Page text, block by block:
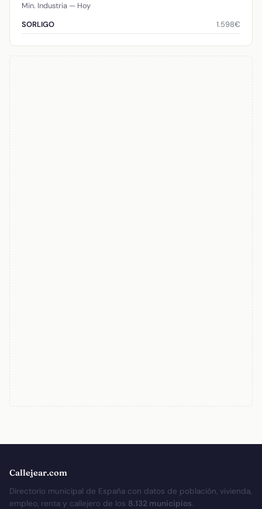
Min. Industria — Hoy
SORLIGO
1.598€
Callejear.com
Directorio municipal de España con datos de población, vivienda,
empleo, renta y callejero de los 8.132 municipios.